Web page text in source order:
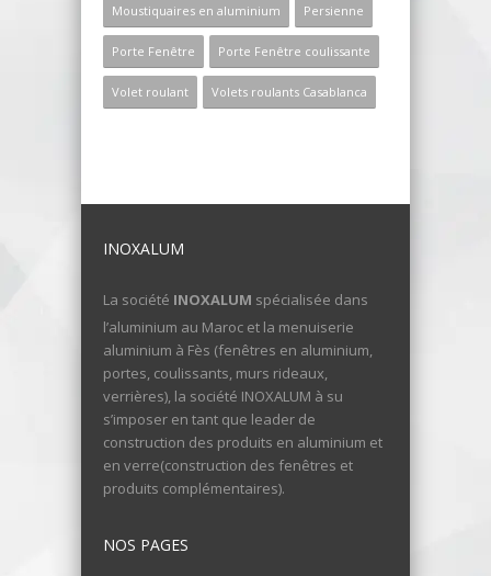
Moustiquaires en aluminium Persienne
Porte Fenêtre Porte Fenêtre coulissante
Volet roulant Volets roulants Casablanca
INOXALUM
La société INOXALUM spécialisée dans
l’aluminium au Maroc et la menuiserie
aluminium à Fès (fenêtres en aluminium,
portes, coulissants, murs rideaux,
verrières), la société INOXALUM à su
s’imposer en tant que leader de
construction des produits en aluminium et
en verre(construction des fenêtres et
produits complémentaires).
NOS PAGES